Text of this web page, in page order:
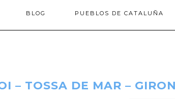
BLOG PUEBLOS DE CATALUÑA
– TOSSA DE MAR –